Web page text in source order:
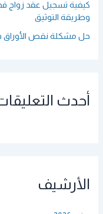
كيفية تسجيل عقد زواج
وطريقة التوثيق
حل مشكلة نقص الأوراق
أحدث
الأرشيف